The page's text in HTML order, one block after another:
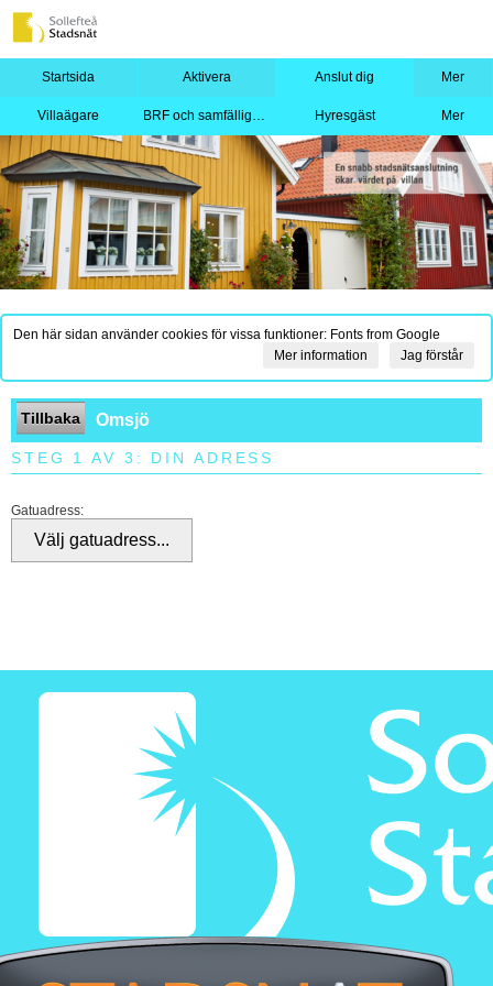
Startsida Aktivera Anslut dig Mer
Villaägare BRF och samfällighet Hyresgäst Mer
Den här sidan använder cookies för vissa funktioner: Fonts from Google
Jag förstår
Mer information
Tillbaka Omsjö
STEG 1 AV 3: DIN ADRESS
Gatuadress: